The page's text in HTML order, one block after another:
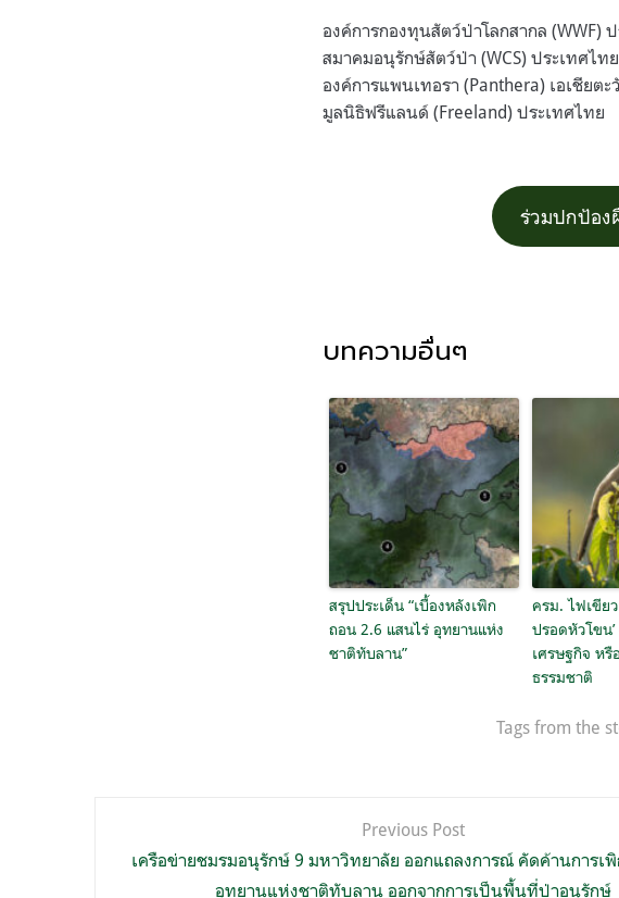
องค์การกองทุนสัตว์ป่าโลกสากล (WWF)
สมาคมอนุรักษ์สัตว์ป่า (WCS) ประเทศไทย
องค์การแพนเทอรา (Panthera) เอเชียตะ
มูลนิธิฟรีแลนด์ (Freeland) ประเทศไทย
ร่วมปกป้อง
บทความอื่นๆ
สรุปประเด็น “เบื้องหลังเพิก
ถอน 2.6 แสนไร่ อุทยานแห่ง
ชาติทับลาน”
ครม. ไฟเขีย
ปรอดหัวโขน
เศรษฐกิจ หรื
ธรรมชาติ
Tags from the
เรื่อง
Previous Post
เครือข่ายชมรมอนุรักษ์ 9 มหาวิทยาลัย ออกแถลงการณ์ คัดค้านการเ
อุทยานแห่งชาติทับลาน ออกจากการเป็นพื้นที่ป่าอนุรักษ์